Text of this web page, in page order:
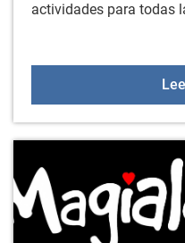
actividades para todas